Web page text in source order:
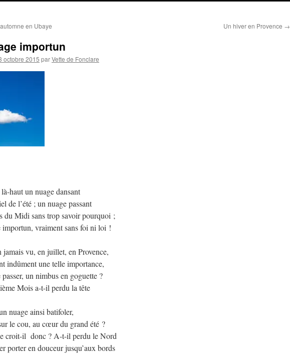
en Ubaye Un hiver en Provence →
importun
octobre 2015 parVette de Fonclare
haut un nuage dansant
de l’été ; un nuage passant
du Midi sans trop savoir pourquoi ;
importun, vraiment sans foi ni loi !
jamais vu, en juillet, en Provence,
indûment une telle importance,
un nimbus en goguette ?
Mois a-t-il perdu la tête
nuage ainsi batifoler,
le cou, au cœur du grand été ?
croit-il donc ? A-t-il perdu le Nord
porter en douceur jusqu’aux bords